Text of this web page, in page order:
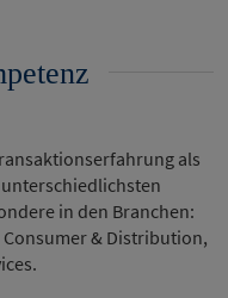
als
in den Branchen:
& Distribution,